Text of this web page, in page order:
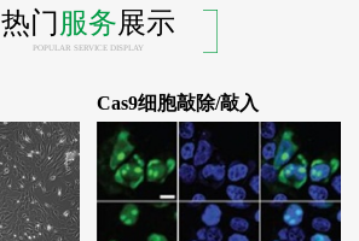
热门服务展示
POPULAR SERVICE DISPLAY
Cas9细胞敲除/敲入